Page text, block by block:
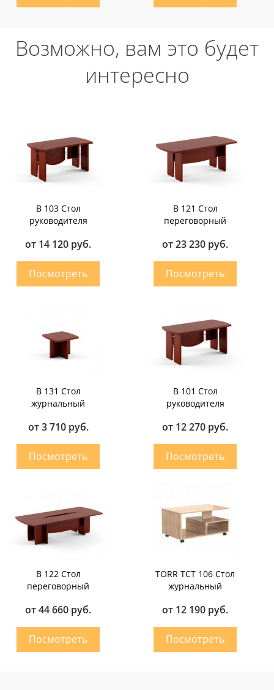
Возможно, вам это будет
интересно
B 103 Стол
руководителя
от 14 120 руб.
B 121 Стол
переговорный
от 23 230 руб.
B 131 Стол
журнальный
от 3 710 руб.
B 101 Стол
руководителя
от 12 270 руб.
B 122 Стол
переговорный
от 44 660 руб.
TORR TCT 106 Стол
журнальный
от 12 190 руб.